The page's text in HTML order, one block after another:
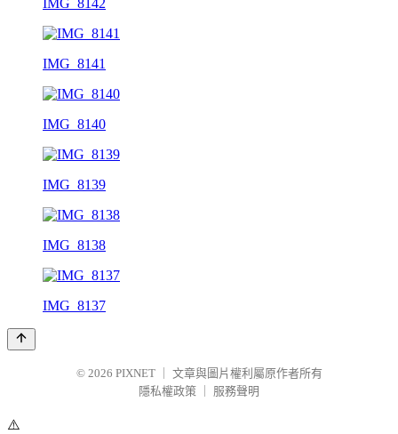
IMG_8141
IMG_8140
IMG_8139
IMG_8138
IMG_8137
© 2026 PIXNET
文章與圖片權利屬原作者所有
隱私權政策
服務聲明
⚠️